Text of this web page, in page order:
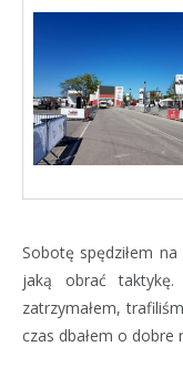
Sobotę spędziłem
jaką obrać
zatrzymałem,
czas dbałem o dobre